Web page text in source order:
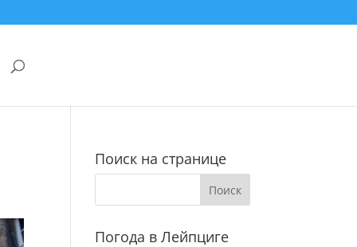
Поиск на странице
Погода в Лейпциге